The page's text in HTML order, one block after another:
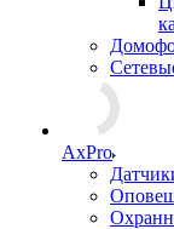
AxPro